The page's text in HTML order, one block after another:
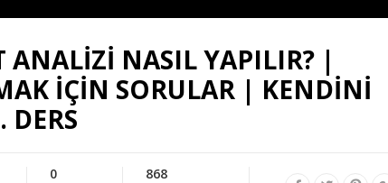
ANALİZİ NASIL YAPILIR? |
İÇİN SORULAR | KENDİNİ
DERS
0 868